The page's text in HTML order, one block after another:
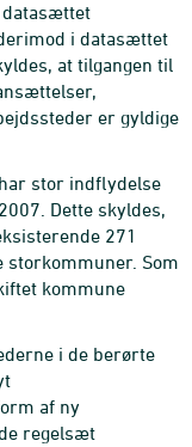
datasættet
i datasættet
at tilgangen til
er gyldige
stor indflydelse
Dette skyldes,
271
storkommuner. Som
kommune
i de berørte
af ny
regelsæt